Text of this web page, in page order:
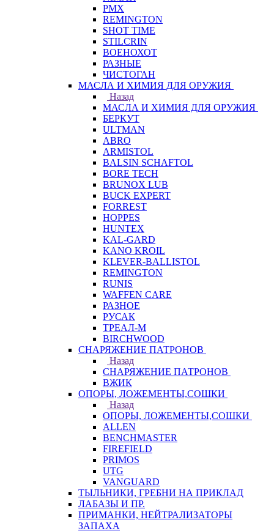
PMX
REMINGTON
SHOT TIME
STILCRIN
ВОЕНОХОТ
РАЗНЫЕ
ЧИСТОГАН
МАСЛА И ХИМИЯ ДЛЯ ОРУЖИЯ
Назад
МАСЛА И ХИМИЯ ДЛЯ ОРУЖИЯ
БЕРКУТ
ULTMAN
ABRO
ARMISTOL
BALSIN SCHAFTOL
BORE TECH
BRUNOX LUB
BUCK EXPERT
FORREST
HOPPES
HUNTEX
KAL-GARD
KANO KROIL
KLEVER-BALLISTOL
REMINGTON
RUNIS
WAFFEN CARE
РАЗНОЕ
РУСАК
ТРЕАЛ-М
BIRCHWOOD
СНАРЯЖЕНИЕ ПАТРОНОВ
Назад
СНАРЯЖЕНИЕ ПАТРОНОВ
ВЖИК
ОПОРЫ, ЛОЖЕМЕНТЫ,СОШКИ
Назад
ОПОРЫ, ЛОЖЕМЕНТЫ,СОШКИ
ALLEN
BENCHMASTER
FIREFIELD
PRIMOS
UTG
VANGUARD
ТЫЛЬНИКИ, ГРЕБНИ НА ПРИКЛАД
ЛАБАЗЫ И ПР.
ПРИМАНКИ, НЕЙТРАЛИЗАТОРЫ
ЗАПАХА